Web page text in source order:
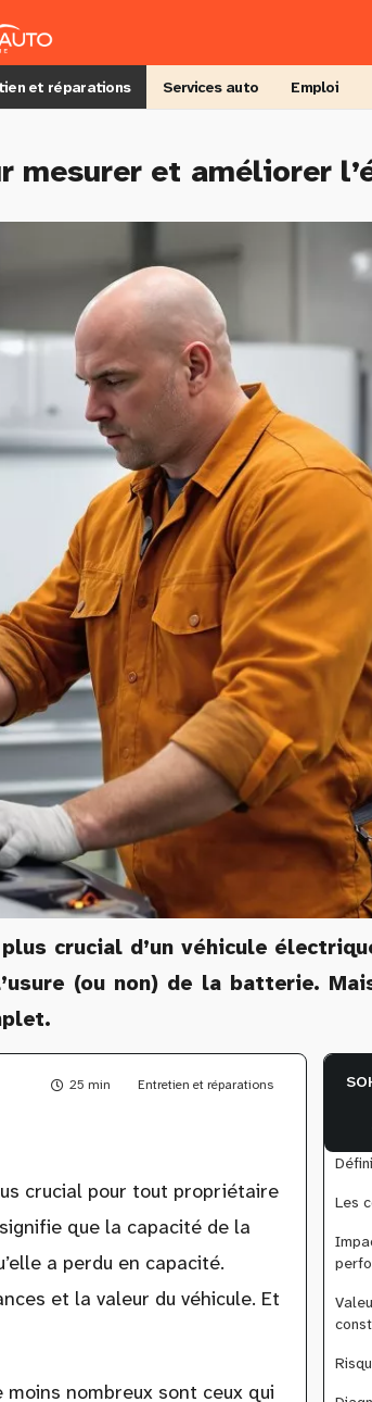
et réparations Services auto Emploi
et améliorer
crucial d’un véhicule
(ou non) de la batterie.
25 min Entretien et réparations
crucial pour tout propriétaire
que la capacité de la
a perdu en capacité.
et la valeur du véhicule. Et
nombreux sont ceux qui
Les